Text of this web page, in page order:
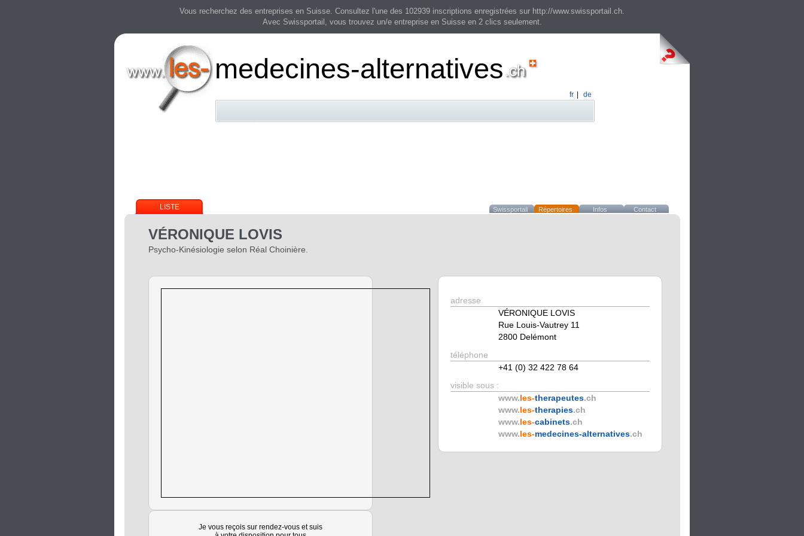
Vous recherchez des entreprises en Suisse. Consultez l'une des 102939 inscriptions enregistrées sur http://www.swissportail.ch.
Avec Swissportail, vous trouvez un/e entreprise en Suisse en 2 clics seulement.
medecines-alternatives
fr de
LISTE Swissportail Répertoires Infos Contact
VÉRONIQUE LOVIS
Psycho-Kinésiologie selon Réal Choinière.
Je vous reçois sur rendez-vous et suis
adresse
VÉRONIQUE LOVIS
Rue Louis-Vautrey 11
2800 Delémont
téléphone
+41 (0) 32 422 78 64
visible sous :
www.les-therapeutes.ch
www.les-therapies.ch
www.les-cabinets.ch
www.les-medecines-alternatives.ch